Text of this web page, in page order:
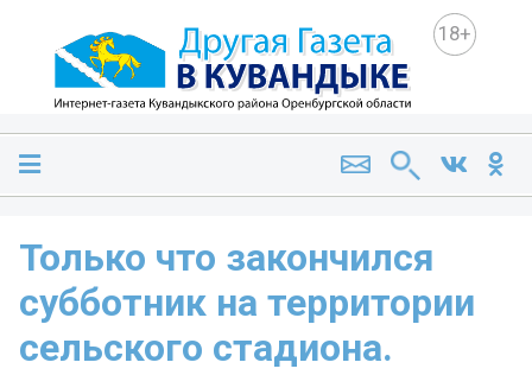
18+
Только что закончился
субботник на территории
сельского стадиона.